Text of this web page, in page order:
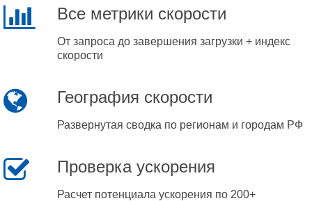
Все метрики скорости
От запроса до завершения загрузки + индекс
скорости
География скорости
Развернутая сводка по регионам и городам РФ
Проверка ускорения
Расчет потенциала ускорения по 200+